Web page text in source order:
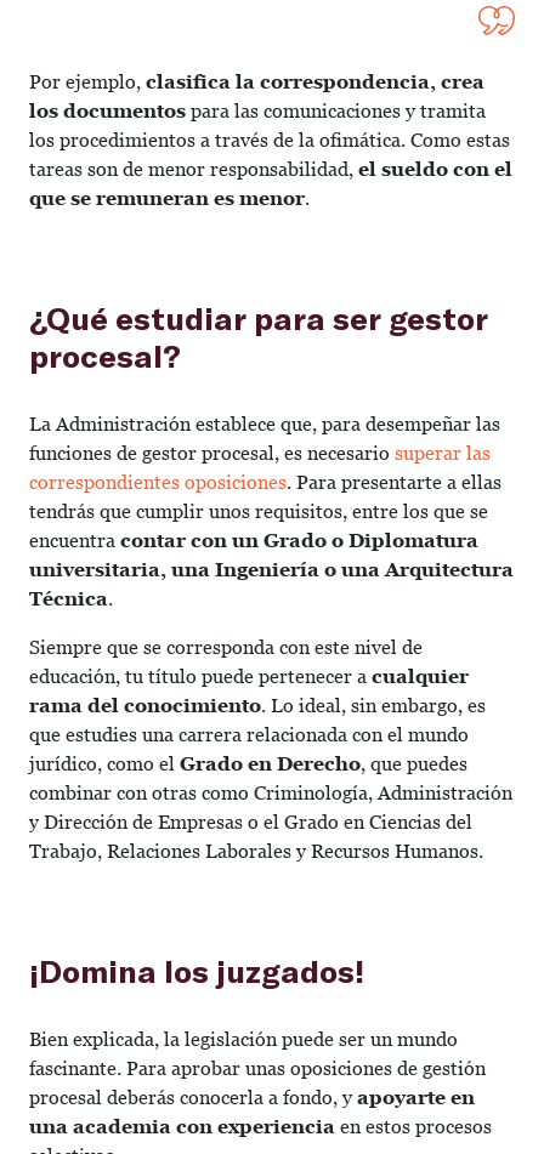
Por ejemplo, clasifica la correspondencia, crea
los documentos para las comunicaciones y tramita
los procedimientos a través de la ofimática. Como estas
tareas son de menor responsabilidad, el sueldo con el
que se remuneran es menor.
¿Qué estudiar para ser gestor
procesal?
La Administración establece que, para desempeñar las
funciones de gestor procesal, es necesario superar las
correspondientes oposiciones. Para presentarte a ellas
tendrás que cumplir unos requisitos, entre los que se
encuentra contar con un Grado o Diplomatura
universitaria, una Ingeniería o una Arquitectura
Técnica.
Siempre que se corresponda con este nivel de
educación, tu título puede pertenecer a cualquier
rama del conocimiento. Lo ideal, sin embargo, es
que estudies una carrera relacionada con el mundo
jurídico, como el Grado en Derecho, que puedes
combinar con otras como Criminología, Administración
y Dirección de Empresas o el Grado en Ciencias del
Trabajo, Relaciones Laborales y Recursos Humanos.
¡Domina los juzgados!
Bien explicada, la legislación puede ser un mundo
fascinante. Para aprobar unas oposiciones de gestión
procesal deberás conocerla a fondo, y apoyarte en
una academia con experiencia en estos procesos